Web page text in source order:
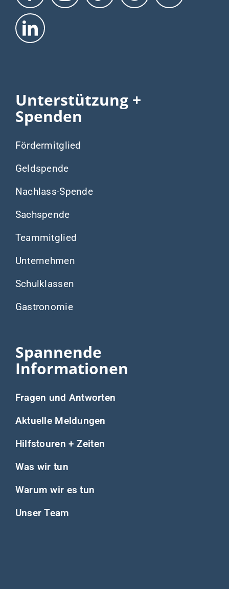
Unterstützung +
Spenden
Fördermitglied
Geldspende
Nachlass-Spende
Sachspende
Teammitglied
Unternehmen
Schulklassen
Gastronomie
Spannende
Informationen
Fragen und Antworten
Aktuelle Meldungen
Hilfstouren + Zeiten
Was wir tun
Warum wir es tun
Unser Team